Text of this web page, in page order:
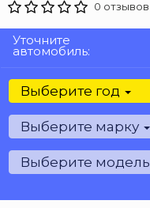
0 отзывов
Уточните
автомобиль:
Выберите год
Выберите марку
Выберите модель